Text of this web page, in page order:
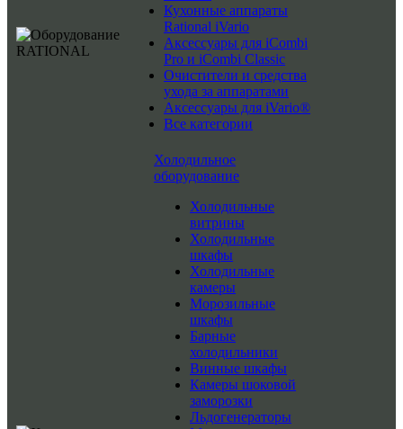
Кухонные аппараты
Rational iVario
Аксессуары для iCombi
Pro и iCombi Classic
Очистители и средства
ухода за аппаратами
Аксессуары для iVario®
Все категории
Холодильное
оборудование
Холодильные
витрины
Холодильные
шкафы
Холодильные
камеры
Морозильные
шкафы
Барные
холодильники
Винные шкафы
Камеры шоковой
заморозки
Льдогенераторы